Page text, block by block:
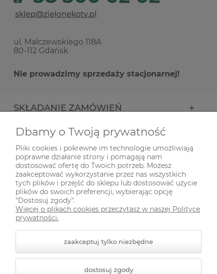
ul. Malczewskiego 118A
80-112 Gdańsk
Nie prowadzimy sprzedaży stacjonarnej!
SKŁADANIE ZAMÓWIEŃ
INFORMACJE
ODWIEDŹ NAS NA
Dbamy o Twoją prywatność
Pliki cookies i pokrewne im technologie umożliwiają
poprawne działanie strony i pomagają nam
dostosować ofertę do Twoich potrzeb. Możesz
zaakceptować wykorzystanie przez nas wszystkich
tych plików i przejść do sklepu lub dostosować użycie
plików do swoich preferencji, wybierając opcję
"Dostosuj zgody".
Więcej o plikach cookies przeczytasz w naszej Polityce
prywatności.
zaakceptuj tylko niezbędne
dostosuj zgody